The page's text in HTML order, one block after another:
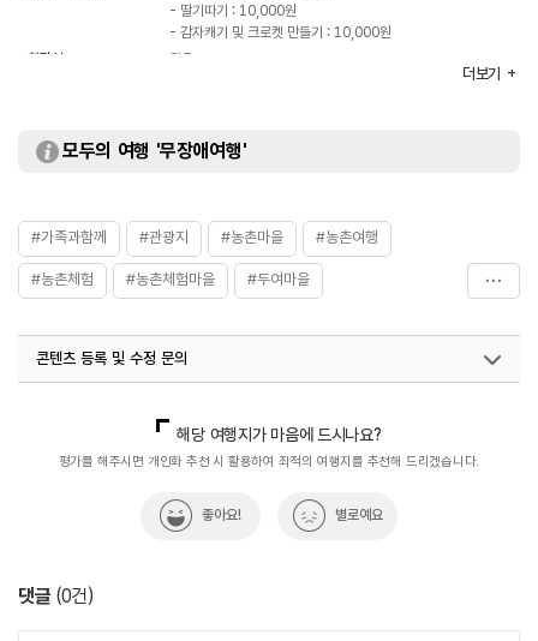
- 딸기따기 : 10,000원
- 감자캐기 및 크로켓 만들기 : 10,000원
화장실
있음
더보기
모두의 여행 '무장애여행'
#가족과함께 #관광지 #농촌마을 #농촌여행
#농촌체험 #농촌체험마을 #두여마을
#자연환경 #체험
콘텐츠 등록 및 수정 문의
해당 여행지가 마음에 드시나요?
평가를 해주시면 개인화 추천 시 활용하여 최적의 여행지를 추천해 드리겠습니다.
좋아요! 별로예요
댓글 (0건)